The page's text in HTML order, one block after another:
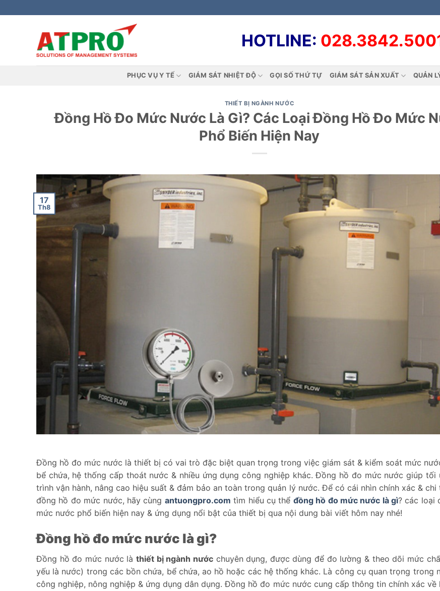
qua
HOTLINE:
PHỤC VỤ Y TẾ GIÁM SÁT NHIỆT ĐỘ GỌI SỐ THỨ TỰ GIÁM SÁT SẢN XUẤT QUẢN
THIẾT BỊ NGÀNH NƯỚC
Đồng Hồ Đo Mức Nước Là Gì? Các Loại Đồng Hồ Đo Mức
Phổ Biến Hiện Nay
17
Th8
Đồng hồ đo mức nước là thiết bị có vai trò đặc biệt quan trọng trong việc giám sát & kiểm soát mức
bể chứa, hệ thống cấp thoát nước & nhiều ứng dụng công nghiệp khác. Đồng hồ đo mức nước giúp tối
trình vận hành, nâng cao hiệu suất & đảm bảo an toàn trong quản lý nước. Để có cái nhìn chính xác &
đồng hồ đo mức nước, hãy cùng antuongpro.com tìm hiểu cụ thể đồng hồ đo mức nước là gì? các loại
mức nước phổ biến hiện nay & ứng dụng nổi bật của thiết bị qua nội dung bài viết hôm nay nhé!
Đồng hồ đo mức nước là gì?
Đồng hồ đo mức nước là thiết bị ngành nướcchuyên dụng, được dùng để đo lường & theo dõi mức
yếu là nước) trong các bồn chứa, bể chứa, ao hồ hoặc các hệ thống khác. Là công cụ quan trọng trong
công nghiệp, nông nghiệp & ứng dụng dân dụng. Đồng hồ đo mức nước cung cấp thông tin chính xác về